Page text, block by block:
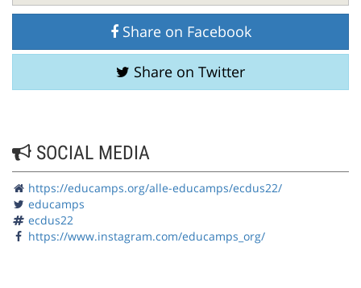
Share on Facebook
Share on Twitter
SOCIAL MEDIA
https://educamps.org/alle-educamps/ecdus22/
educamps
ecdus22
https://www.instagram.com/educamps_org/